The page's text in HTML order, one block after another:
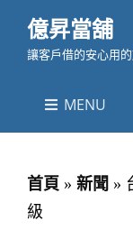
億昇當舖
讓客戶借的安心用
MENU
首頁 » 新聞 »
級